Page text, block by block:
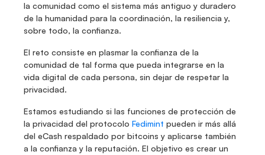
la comunidad como el sistema más antiguo y duradero
de la humanidad para la coordinación, la resiliencia y,
sobre todo, la confianza.
El reto consiste en plasmar la confianza de la
comunidad de tal forma que pueda integrarse en la
vida digital de cada persona, sin dejar de respetar la
privacidad.
Estamos estudiando si las funciones de protección de
la privacidad del protocolo Fedimint pueden ir más allá
del eCash respaldado por bitcoins y aplicarse también
a la confianza y la reputación. El objetivo es crear un